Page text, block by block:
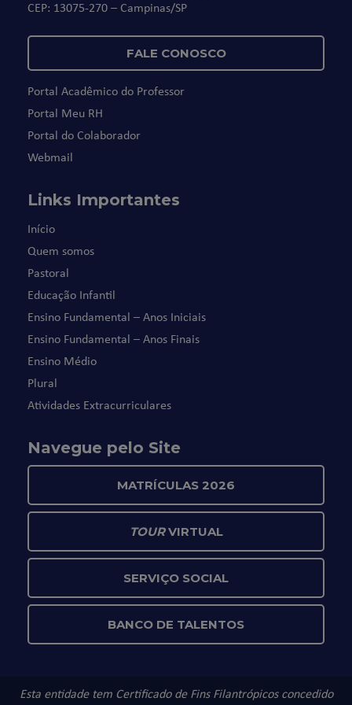
CEP: 13075-270 – Campinas/SP
FALE CONOSCO
Portal Acadêmico do Professor
Portal Meu RH
Portal do Colaborador
Webmail
Links Importantes
Início
Quem somos
Pastoral
Educação Infantil
Ensino Fundamental – Anos Iniciais
Ensino Fundamental – Anos Finais
Ensino Médio
Plural
Atividades Extracurriculares
Navegue pelo Site
MATRÍCULAS 2026
TOURVIRTUAL
SERVIÇO SOCIAL
BANCO DE TALENTOS
Esta entidade tem Certificado de Fins Filantrópicos concedido